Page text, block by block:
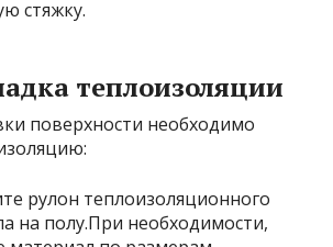
стяжку.
теплоизоляции
поверхности необходимо
рулон теплоизоляционного
на полу.При необходимости,